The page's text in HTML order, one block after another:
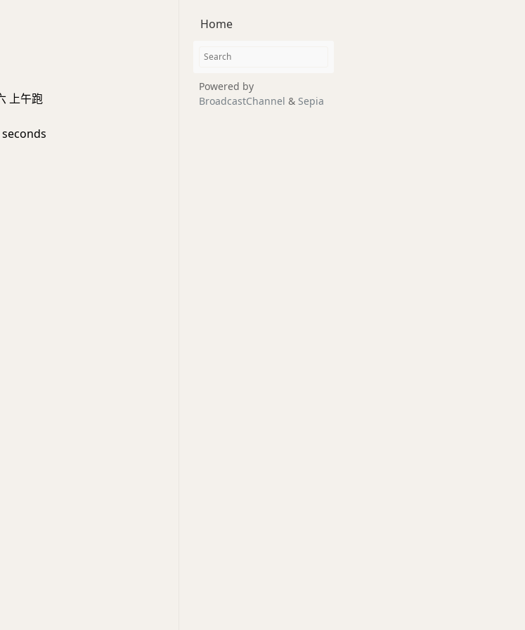
上午跑
Home
Powered by
BroadcastChannel & Sepia